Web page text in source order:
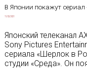
В Японии покажут
11/02/2021
Японский телеканал
Sony Pictures
сериала «Шерлок в
студии «Среда». Он